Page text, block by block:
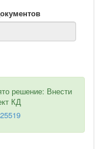
решение: Внести
КД